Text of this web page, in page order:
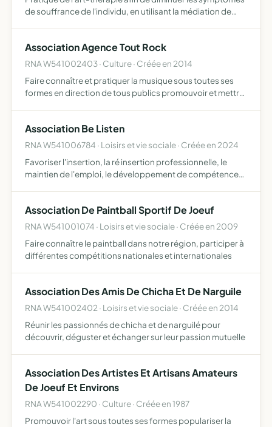
de souffrance de l'individu, en utilisant la médiation de
Association Agence Tout Rock
RNA W541002403 · Culture · Créée en 2014
Faire connaître et pratiquer la musique sous toutes ses
formes en direction de tous publics promouvoir et mettre
Association Be Listen
RNA W541006784 · Loisirs et vie sociale · Créée en 2024
Favoriser l'insertion, la ré insertion professionnelle, le
maintien de l'emploi, le développement de compétences,
Association De Paintball Sportif De Joeuf
RNA W541001074 · Loisirs et vie sociale · Créée en 2009
Faire connaître le paintball dans notre région, participer à
différentes compétitions nationales et internationales
Association Des Amis De Chicha Et De Narguile
RNA W541002402 · Loisirs et vie sociale · Créée en 2014
Réunir les passionnés de chicha et de narguilé pour
découvrir, déguster et échanger sur leur passion mutuelle
Association Des Artistes Et Artisans Amateurs
De Joeuf Et Environs
RNA W541002290 · Culture · Créée en 1987
Promouvoir l'art sous toutes ses formes populariser la